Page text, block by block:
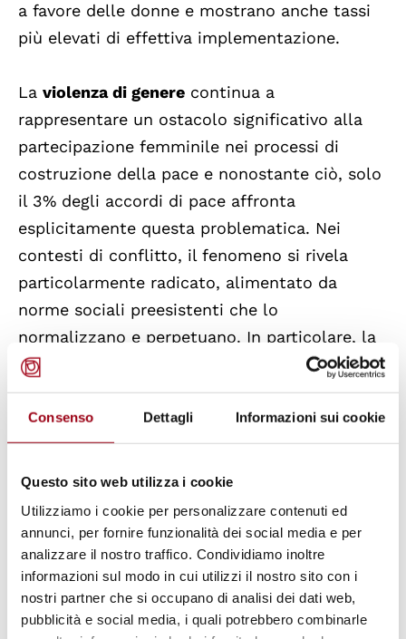
Consenso Dettagli Informazioni sui cookie
Questo sito web utilizza i cookie
Utilizziamo i cookie per personalizzare contenuti ed
annunci, per fornire funzionalità dei social media e per
analizzare il nostro traffico. Condividiamo inoltre
informazioni sul modo in cui utilizzi il nostro sito con i
nostri partner che si occupano di analisi dei dati web,
pubblicità e social media, i quali potrebbero combinarle
a favore delle donne e mostrano anche tassi
più elevati di effettiva implementazione.
La violenza di genere continua a
rappresentare un ostacolo significativo alla
partecipazione femminile nei processi di
costruzione della pace e nonostante ciò, solo
il 3% degli accordi di pace affronta
esplicitamente questa problematica. Nei
contesti di conflitto, il fenomeno si rivela
particolarmente radicato, alimentato da
norme sociali preesistenti che lo
normalizzano e perpetuano. In particolare, la
violenza domestica
emerge come un freno
concreto all'impegno delle donne nellavita
politica pubblica, limitando notevolmente le
loro possibilità di assumere ruoli attivi nei
processi di pace e nelle istituzioni politiche
Sul fronte del diritto internazionale, si
registrano progressi nella definizione, nel
monitoraggio e nell'applicazione dei diritti